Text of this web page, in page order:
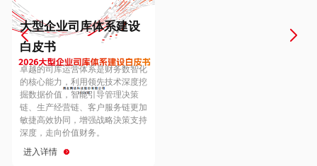
Europe
Hungary
Hong Kong
大型企业司库体系建设
白皮书
卓越的司库运营体系是财务数智化
的核心能力，利用领先技术深度挖
掘数据价值，智能引导管理决策
链、生产经营链、客户服务链更加
敏捷高效协同，增强战略決策支持
深度，走向价值财务。
进入详情